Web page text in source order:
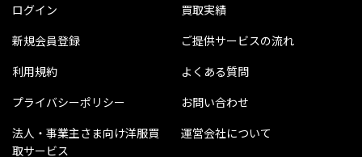
ログイン
新規会員登録
利用規約
プライバシーポリシー
法人・事業主さま向け洋服買
取サービス
買取実績
ご提供サービスの流れ
よくある質問
お問い合わせ
運営会社について